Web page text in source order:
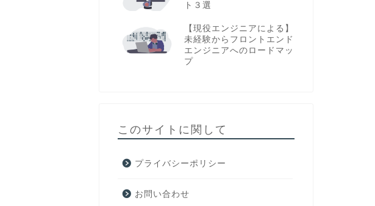
ト３選
【現役エンジニアによる】
未経験からフロントエンド
エンジニアへのロードマッ
プ
このサイトに関して
プライバシーポリシー
お問い合わせ